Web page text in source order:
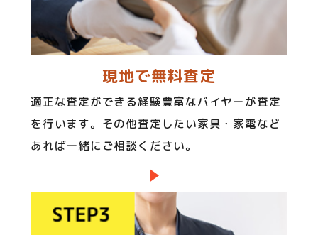
現地で無料査定
適正な査定ができる経験豊富なバイヤーが査定
を行います。その他査定したい家具・家電など
あれば一緒にご相談ください。